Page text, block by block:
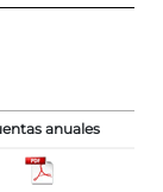
anuales